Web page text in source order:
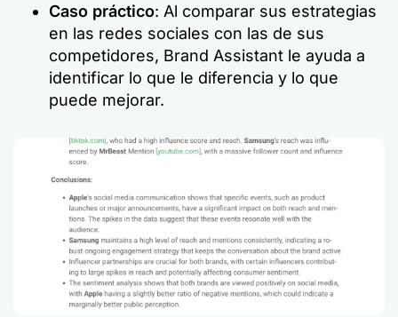
Caso práctico: Al comparar sus estrategias
en las redes sociales con las de sus
competidores, Brand Assistant le ayuda a
identificar lo que le diferencia y lo que
puede mejorar.